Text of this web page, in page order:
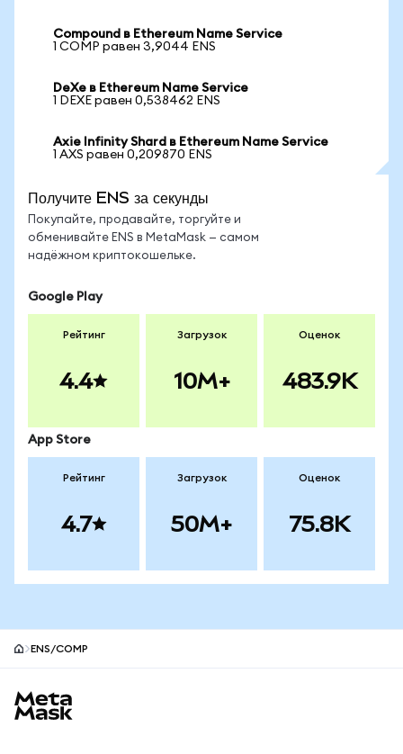
Compound в Ethereum Name Service
1 COMP равен 3,9044 ENS
DeXe в Ethereum Name Service
1 DEXE равен 0,538462 ENS
Axie Infinity Shard в Ethereum Name Service
1 AXS равен 0,209870 ENS
Получите ENS за секунды
Покупайте, продавайте, торгуйте и
обменивайте ENS в MetaMask — самом
надёжном криптокошельке.
Google Play
Рейтинг
4.4
Загрузок
10M+
Оценок
483.9K
App Store
Рейтинг
4.7
Загрузок
50M+
Оценок
75.8K
ENS/COMP